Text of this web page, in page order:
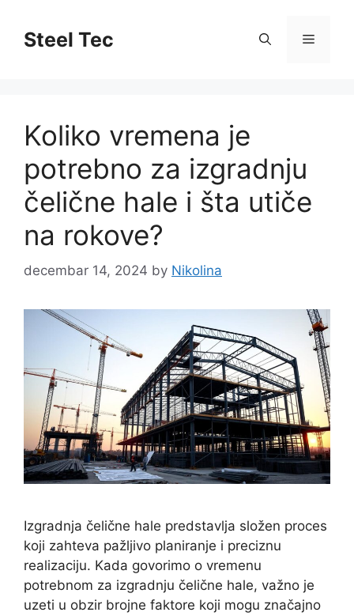
contentSteel Tec Menu
Koliko vremena je
potrebno za izgradnju
čelične hale i šta utiče
na rokove?
decembar 14, 2024 by Nikolina
Izgradnja čelične hale predstavlja složen proces
koji zahteva pažljivo planiranje i preciznu
realizaciju. Kada govorimo o vremenu
potrebnom za izgradnju čelične hale, važno je
uzeti u obzir brojne faktore koji mogu značajno